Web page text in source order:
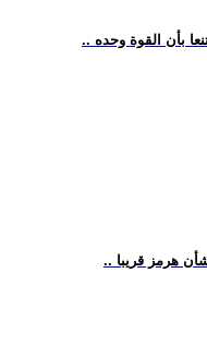
بأن القوة وحده
هرمز قريبا